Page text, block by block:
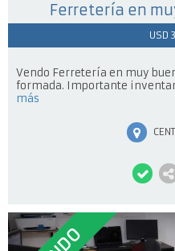
Ferretería en
USD
Vendo Ferretería en muy
formada. Importante
más